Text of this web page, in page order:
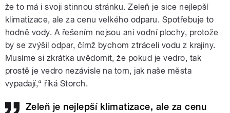
že to má i svoji stinnou stránku. Zeleň je sice nejlepší
klimatizace, ale za cenu velkého odparu. Spotřebuje to
hodně vody. A řešením nejsou ani vodní plochy, protože
by se zvýšil odpar, čímž bychom ztráceli vodu z krajiny.
Musíme si zkrátka uvědomit, že pokud je vedro, tak
prostě je vedro nezávisle na tom, jak naše města
vypadají,“ říká Storch.
Zeleň je nejlepší klimatizace, ale za cenu